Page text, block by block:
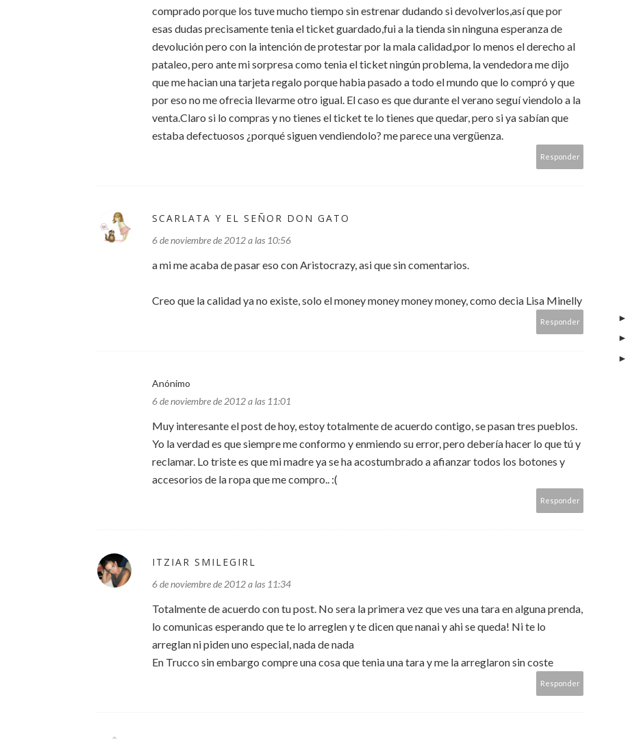
comprado porque los tuve mucho tiempo sin estrenar dudando si devolverlos,así que por
esas dudas precisamente tenia el ticket guardado,fui a la tienda sin ninguna esperanza de
devolución pero con la intención de protestar por la mala calidad,por lo menos el derecho al
pataleo, pero ante mi sorpresa como tenia el ticket ningún problema, la vendedora me dijo
que me hacian una tarjeta regalo porque habia pasado a todo el mundo que lo compró y que
por eso no me ofrecia llevarme otro igual. El caso es que durante el verano seguí viendolo a la
venta.Claro si lo compras y no tienes el ticket te lo tienes que quedar, pero si ya sabían que
estaba defectuosos ¿porqué siguen vendiendolo? me parece una vergüenza.
Responder
SCARLATA Y EL SEÑOR DON GATO
6 de noviembre de 2012 a las 10:56
a mi me acaba de pasar eso con Aristocrazy, asi que sin comentarios.
Creo que la calidad ya no existe, solo el money money money money, como decia Lisa Minelly
Responder
Anónimo
6 de noviembre de 2012 a las 11:01
Muy interesante el post de hoy, estoy totalmente de acuerdo contigo, se pasan tres pueblos.
Yo la verdad es que siempre me conformo y enmiendo su error, pero debería hacer lo que tú y
reclamar. Lo triste es que mi madre ya se ha acostumbrado a afianzar todos los botones y
accesorios de la ropa que me compro.. :(
Responder
ITZIAR SMILEGIRL
6 de noviembre de 2012 a las 11:34
Totalmente de acuerdo con tu post. No sera la primera vez que ves una tara en alguna prenda,
lo comunicas esperando que te lo arreglen y te dicen que nanai y ahi se queda! Ni te lo
arreglan ni piden uno especial, nada de nada
En Trucco sin embargo compre una cosa que tenia una tara y me la arreglaron sin coste
Responder
►
►
►